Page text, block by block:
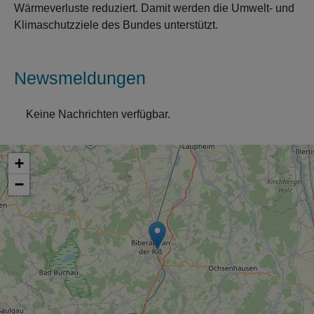
Wärmeverluste reduziert. Damit werden die Umwelt- und
Klimaschutzziele des Bundes unterstützt.
Newsmeldungen
Keine Nachrichten verfügbar.
+
−